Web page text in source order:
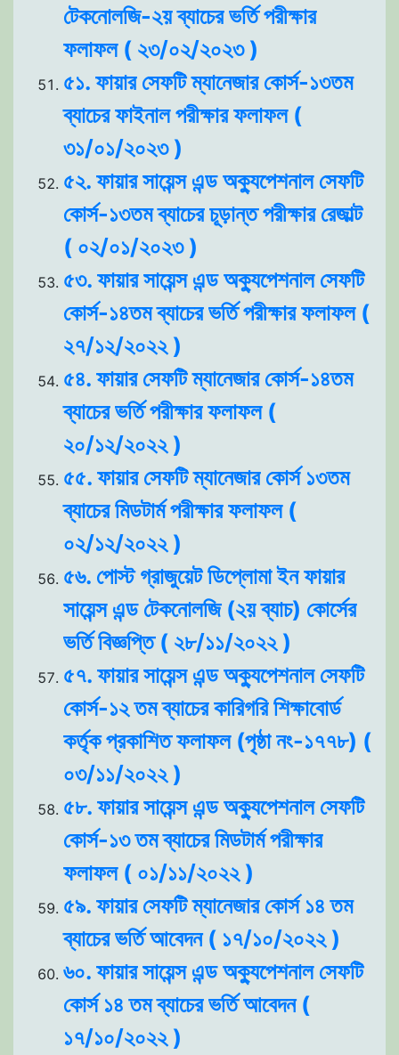
টেকনোলজি-২য় ব্যাচের ভর্তি পরীক্ষার
ফলাফল ( ২৩/০২/২০২৩ )
৫১. ফায়ার সেফটি ম্যানেজার কোর্স-১৩তম
ব্যাচের ফাইনাল পরীক্ষার ফলাফল (
৩১/০১/২০২৩ )
৫২. ফায়ার সায়েন্স এন্ড অক্যুপেশনাল সেফটি
কোর্স-১৩তম ব্যাচের চূড়ান্ত পরীক্ষার রেজাল্ট
( ০২/০১/২০২৩ )
৫৩. ফায়ার সায়েন্স এন্ড অক্যুপেশনাল সেফটি
কোর্স-১৪তম ব্যাচের ভর্তি পরীক্ষার ফলাফল (
২৭/১২/২০২২ )
৫৪. ফায়ার সেফটি ম্যানেজার কোর্স-১৪তম
ব্যাচের ভর্তি পরীক্ষার ফলাফল (
২০/১২/২০২২ )
৫৫. ফায়ার সেফটি ম্যানেজার কোর্স ১৩তম
ব্যাচের মিডটার্ম পরীক্ষার ফলাফল (
০২/১২/২০২২ )
৫৬. পোস্ট গ্রাজুয়েট ডিপ্লোমা ইন ফায়ার
সায়েন্স এন্ড টেকনোলজি (২য় ব্যাচ) কোর্সের
ভর্তি বিজ্ঞপ্তি ( ২৮/১১/২০২২ )
৫৭. ফায়ার সায়েন্স এন্ড অক্যুপেশনাল সেফটি
কোর্স-১২ তম ব্যাচের কারিগরি শিক্ষাবোর্ড
কর্তৃক প্রকাশিত ফলাফল (পৃষ্ঠা নং-১৭৭৮) (
০৩/১১/২০২২ )
৫৮. ফায়ার সায়েন্স এন্ড অক্যুপেশনাল সেফটি
কোর্স-১৩ তম ব্যাচের মিডটার্ম পরীক্ষার
ফলাফল ( ০১/১১/২০২২ )
৫৯. ফায়ার সেফটি ম্যানেজার কোর্স ১৪ তম
ব্যাচের ভর্তি আবেদন ( ১৭/১০/২০২২ )
৬০. ফায়ার সায়েন্স এন্ড অক্যুপেশনাল সেফটি
কোর্স ১৪ তম ব্যাচের ভর্তি আবেদন (
১৭/১০/২০২২ )